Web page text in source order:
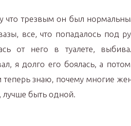
что трезвым он был
все, что попадалось под
от него в туалете,
я долго его боялась, а
теперь знаю, почему многие
лучше быть одной.